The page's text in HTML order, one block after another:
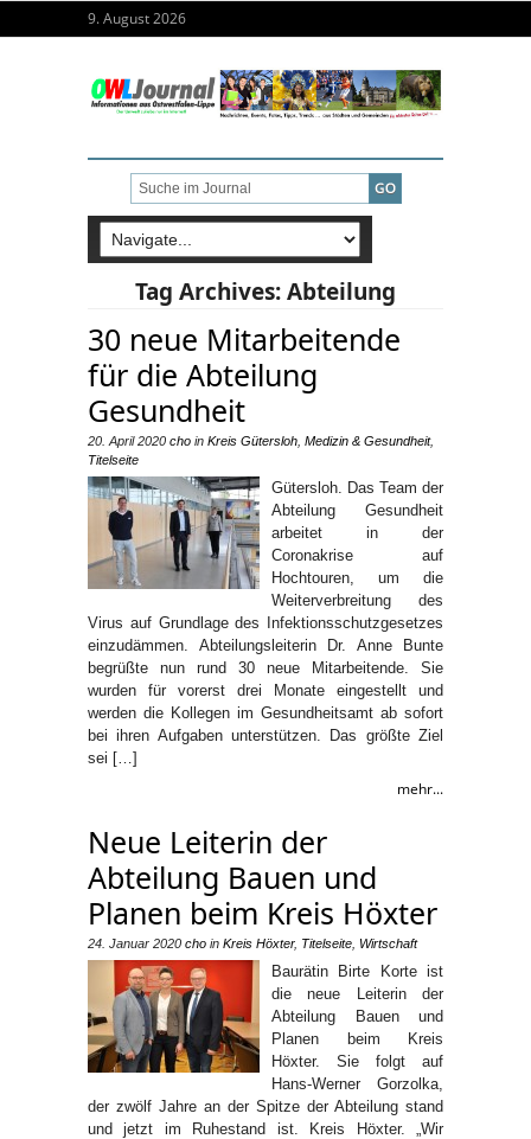
9. August 2026
Tag Archives:Abteilung
30 neue Mitarbeitende
für die Abteilung
Gesundheit
20. April 2020 cho in Kreis Gütersloh Medizin & Gesundheit,
Titelseite
Gütersloh. Das Team der
Abteilung Gesundheit
arbeitet in der
Coronakrise auf
Hochtouren, um die
Weiterverbreitung des
Virus auf Grundlage des Infektionsschutzgesetzes
einzudämmen. Abteilungsleiterin Dr. Anne Bunte
begrüßte nun rund 30 neue Mitarbeitende. Sie
wurden für vorerst drei Monate eingestellt und
werden die Kollegen im Gesundheitsamt ab sofort
bei ihren Aufgaben unterstützen. Das größte Ziel
sei […]
mehr...
Neue Leiterin der
Abteilung Bauen und
Planen beim Kreis Höxter
24. Januar 2020 cho in Kreis Höxter, Titelseite Wirtschaft
Baurätin Birte Korte ist
die neue Leiterin der
Abteilung Bauen und
Planen beim Kreis
Höxter. Sie folgt auf
Hans-Werner Gorzolka,
der zwölf Jahre an der Spitze der Abteilung stand
und jetzt im Ruhestand ist. Kreis Höxter. „Wir